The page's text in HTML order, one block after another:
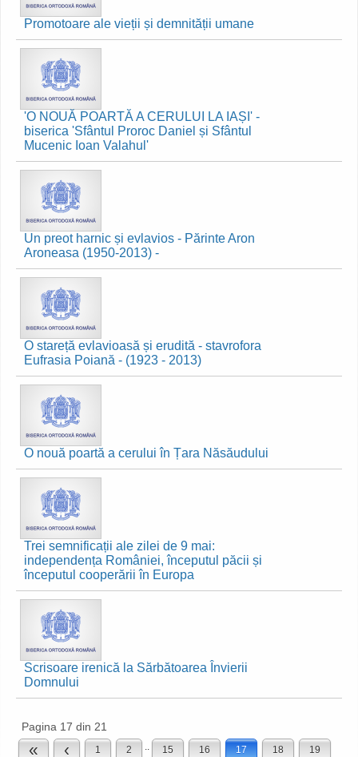
Promotoare ale vieții și demnității umane
'O NOUĂ POARTĂ A CERULUI LA IAȘI' -
biserica 'Sfântul Proroc Daniel și Sfântul
Mucenic Ioan Valahul'
Un preot harnic și evlavios - Părinte Aron
Aroneasa (1950-2013) -
O stareță evlavioasă și erudită - stavrofora
Eufrasia Poiană - (1923 - 2013)
O nouă poartă a cerului în Țara Năsăudului
Trei semnificații ale zilei de 9 mai:
independența României, începutul păcii și
începutul cooperării în Europa
Scrisoare irenică la Sărbătoarea Învierii
Domnului
Pagina 17 din 21
« ‹ 1 2 .. 15 16 17 18 19